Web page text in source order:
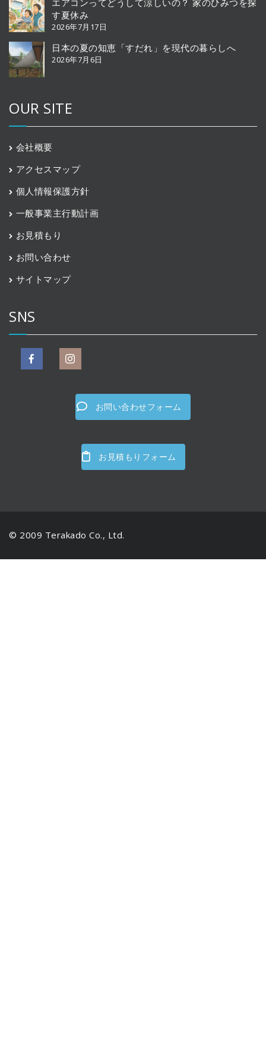
す夏休み
2026年7月17日
日本の夏の知恵「すだれ」を現代の暮らしへ
2026年7月6日
OUR SITE
会社概要
アクセスマップ
個人情報保護方針
一般事業主行動計画
お見積もり
お問い合わせ
サイトマップ
SNS
お問い合わせフォーム
お見積もりフォーム
© 2009 Terakado Co., Ltd.